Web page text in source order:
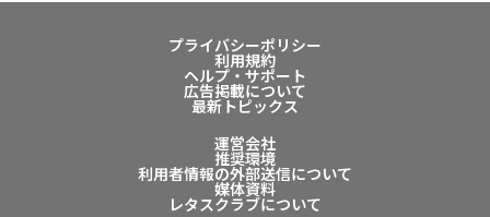
プライバシーポリシー
利用規約
ヘルプ・サポート
広告掲載について
最新トピックス
運営会社
推奨環境
利用者情報の外部送信について
媒体資料
レタスクラブについて